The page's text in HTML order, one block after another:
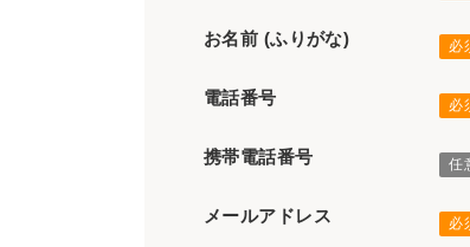
お名前 (ふりがな)
電話番号
携帯電話番号
メールアドレス